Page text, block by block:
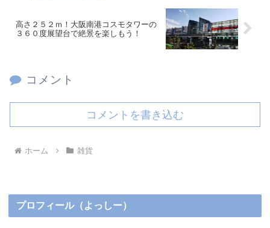
高さ２５２ｍ！大阪南港コスモタワーの
３６０度展望台で絶景を楽しもう！
コメント
コメントを書き込む
ホーム 雑貨
プロフィール（よっしー）